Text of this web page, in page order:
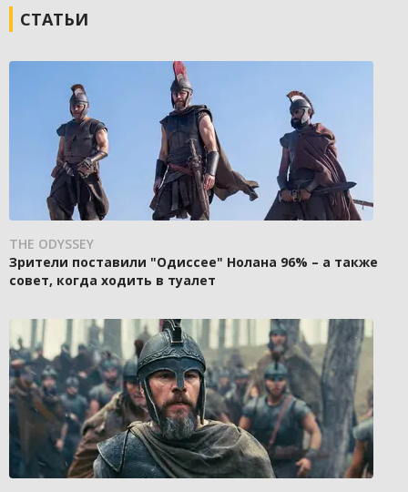
СТАТЬИ
THE ODYSSEY
Зрители поставили "Одиссее" Нолана 96% – а также
совет, когда ходить в туалет